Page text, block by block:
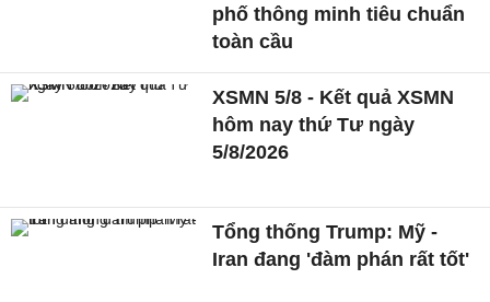
phố thông minh tiêu chuẩn
toàn cầu
XSMN 5/8 - Kết quả XSMN
hôm nay thứ Tư ngày
5/8/2026
Tổng thống Trump: Mỹ -
Iran đang 'đàm phán rất tốt'